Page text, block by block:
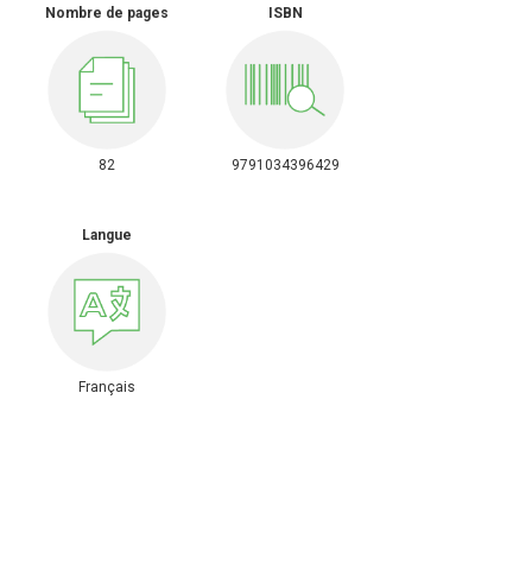
Nombre de pages
82
ISBN
9791034396429
Langue
Français